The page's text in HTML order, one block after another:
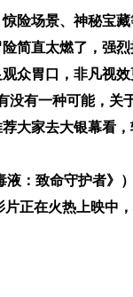
险场景、神秘宝
简直太燃了，强
众胃口，非凡视
有一种可能，
大家去大银幕看，
：致命守护者》
正在火热上映